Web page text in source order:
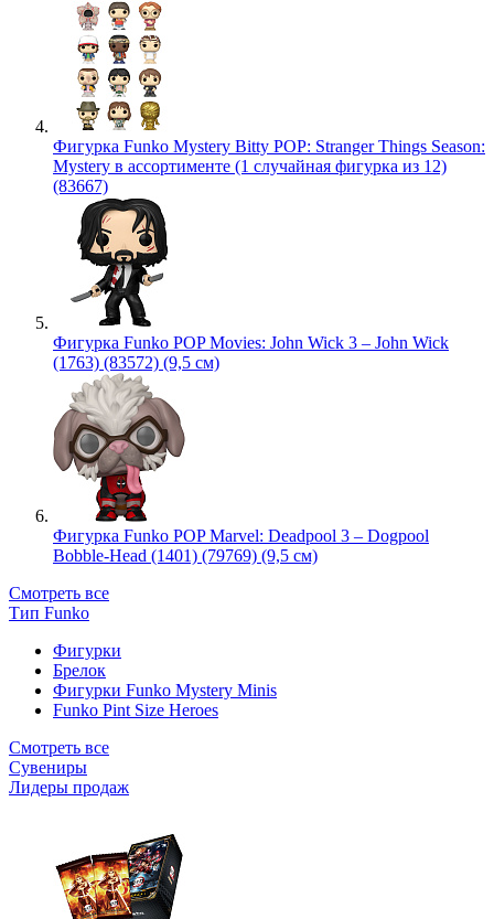
Фигурка Funko Mystery Bitty POP: Stranger Things Season:
Mystery в ассортименте (1 случайная фигурка из 12)
(83667)
Фигурка Funko POP Movies: John Wick 3 – John Wick
(1763) (83572) (9,5 см)
Фигурка Funko POP Marvel: Deadpool 3 – Dogpool
Bobble-Head (1401) (79769) (9,5 см)
Смотреть все
Тип Funko
Фигурки
Брелок
Фигурки Funko Mystery Minis
Funko Pint Size Heroes
Смотреть все
Сувениры
Лидеры продаж